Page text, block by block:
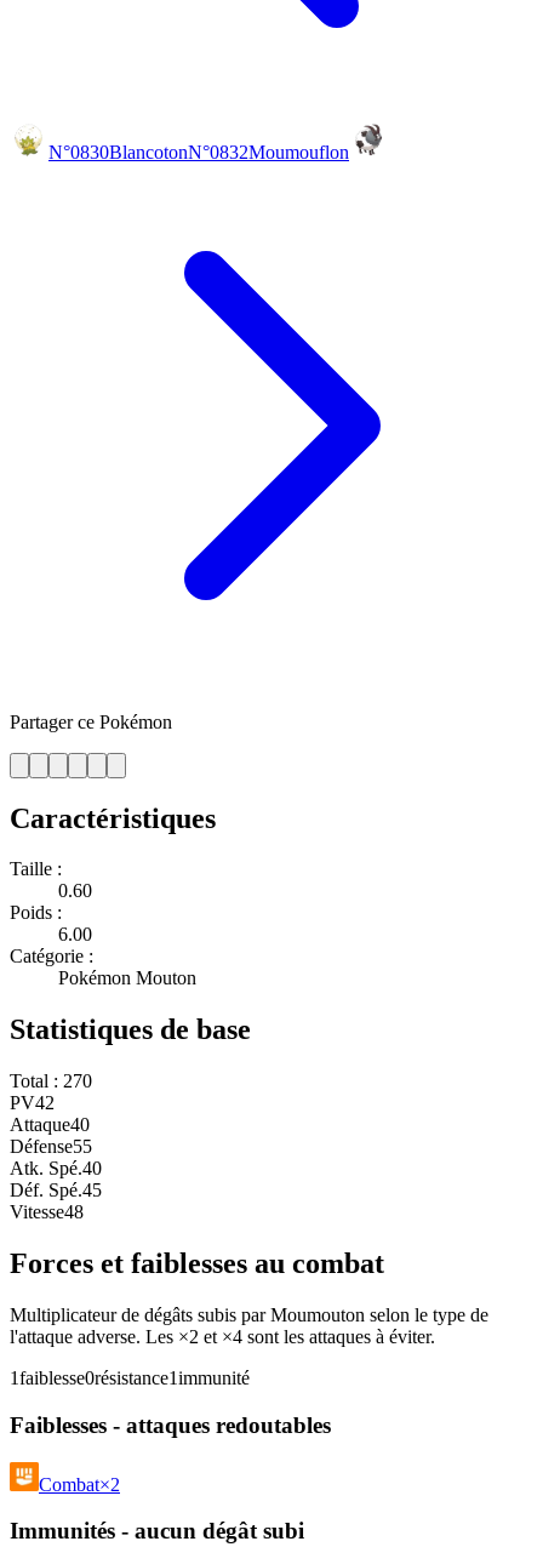
N°0830BlancotonN°0832Moumouflon
Partager ce Pokémon
Caractéristiques
Taille :
0.60
Poids :
6.00
Catégorie :
Pokémon Mouton
Statistiques de base
Total : 270
PV42
Attaque40
Défense55
Atk. Spé.40
Déf. Spé.45
Vitesse48
Forces et faiblesses au combat
Multiplicateur de dégâts subis par Moumouton selon le type de
l'attaque adverse. Les ×2 et ×4 sont les attaques à éviter.
1faiblesse0résistance1immunité
Faiblesses - attaques redoutables
Combat×2
Immunités - aucun dégât subi